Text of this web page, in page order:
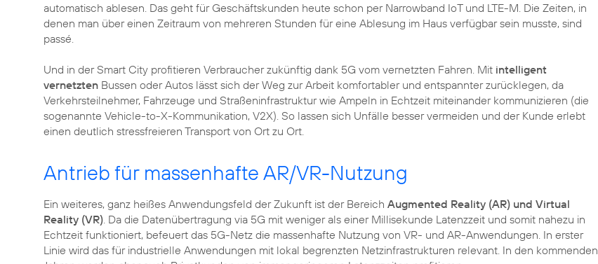
automatisch ablesen. Das geht für Geschäftskunden heute schon per Narrowband IoT und LTE-M. Die Zeiten, in
denen man über einen Zeitraum von mehreren Stunden für eine Ablesung im Haus verfügbar sein musste, sind
passé.
Und in der Smart City profitieren Verbraucher zukünftig dank 5G vom vernetzten Fahren. Mit intelligent
vernetzten Bussen oder Autos lässt sich der Weg zur Arbeit komfortabler und entspannter zurücklegen, da
Verkehrsteilnehmer, Fahrzeuge und Straßeninfrastruktur wie Ampeln in Echtzeit miteinander kommunizieren (die
sogenannte Vehicle-to-X-Kommunikation, V2X). So lassen sich Unfälle besser vermeiden und der Kunde erlebt
Antrieb für massenhafte AR/VR-Nutzung
Ein weiteres, ganz heißes Anwendungsfeld der Zukunft ist der Bereich Augmented Reality (AR) und Virtual
Reality (VR). Da die Datenübertragung via 5G mit weniger als einer Millisekunde Latenzzeit und somit nahezu in
Echtzeit funktioniert, befeuert das 5G-Netz die massenhafte Nutzung von VR- und AR-Anwendungen. In erster
Linie wird das für industrielle Anwendungen mit lokal begrenzten Netzinfrastrukturen relevant. In den kommenden